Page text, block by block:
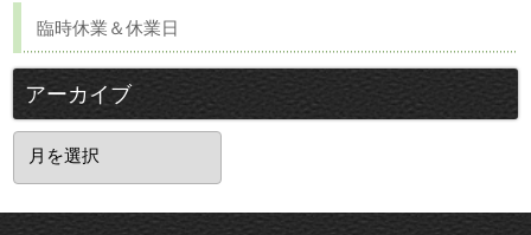
臨時休業＆休業日
アーカイブ
ー